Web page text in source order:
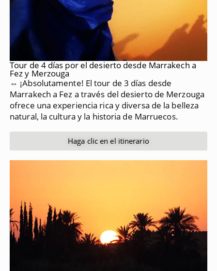
Tour de 4 días por el desierto desde Marrakech a
Fez y Merzouga
⇔ ¡Absolutamente! El tour de 3 días desde
Marrakech a Fez a través del desierto de Merzouga
ofrece una experiencia rica y diversa de la belleza
natural, la cultura y la historia de Marruecos.
Haga clic en el itinerario